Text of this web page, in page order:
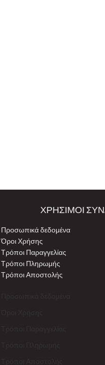
ΧΡΗΣΙΜΟΙ
Προσωπικά δεδομένα
Όροι Χρήσης
Τρόποι Παραγγελίας
Τρόποι Πληρωμής
Τρόποι Αποστολής